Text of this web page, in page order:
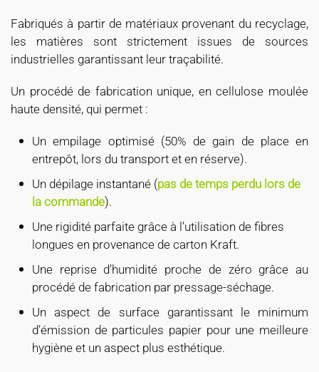
Fabriqués à partir de matériaux provenant du recyclage,
les matières sont strictement issues de sources
industrielles garantissant leur traçabilité.
Un procédé de fabrication unique, en cellulose moulée
haute densité, qui permet :
Un empilage optimisé (50% de gain de place en
entrepôt, lors du transport et en réserve).
Un dépilage instantané (pas de temps perdu lors de
la commande).
Une rigidité parfaite grâce à l’utilisation de fibres
longues en provenance de carton Kraft.
Une reprise d’humidité proche de zéro grâce au
procédé de fabrication par pressage-séchage.
Un aspect de surface garantissant le minimum
d’émission de particules papier pour une meilleure
hygiène et un aspect plus esthétique.